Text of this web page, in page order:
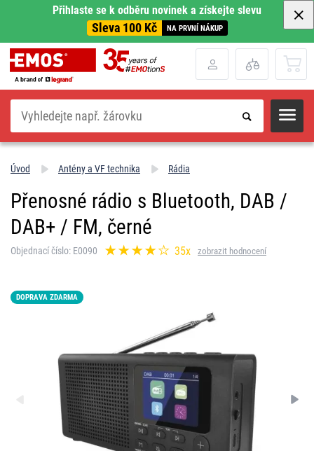
Přihlaste se k odběru novinek a získejte slevu
Sleva 100 Kč NA PRVNÍ NÁKUP
Hledat
Úvod Antény a VF technika Rádia
Přenosné rádio s Bluetooth, DAB /
DAB+ / FM, černé
Objednací číslo: E0090 35x zobrazit hodnocení
DOPRAVA ZDARMA